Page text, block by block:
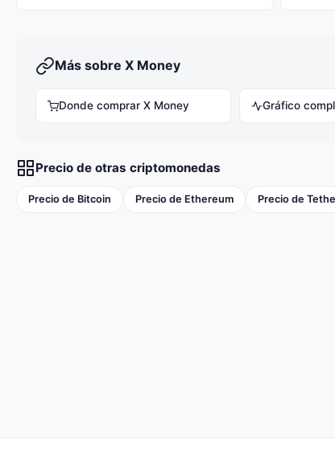
Más sobre X Money
Donde comprar X Money Gráfico
Precio de otras criptomonedas
Precio de Bitcoin Precio de Ethereum Precio de